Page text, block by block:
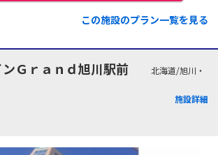
この施設のプラン一覧を見る
Ｇｒａｎｄ旭川駅前
北海道/旭川・
施設詳細